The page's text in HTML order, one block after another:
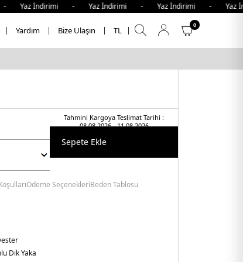
- Yaz İndirimi - Yaz İndirimi -
Yardım Bize Ulaşın TL
0
Tahmini Kargoya Teslimat Tarihi :
08.08.2026 - 11.08.2026
Sepete Ekle
Ödeme SeçenekleriBeden Tablosu
Dik Yaka